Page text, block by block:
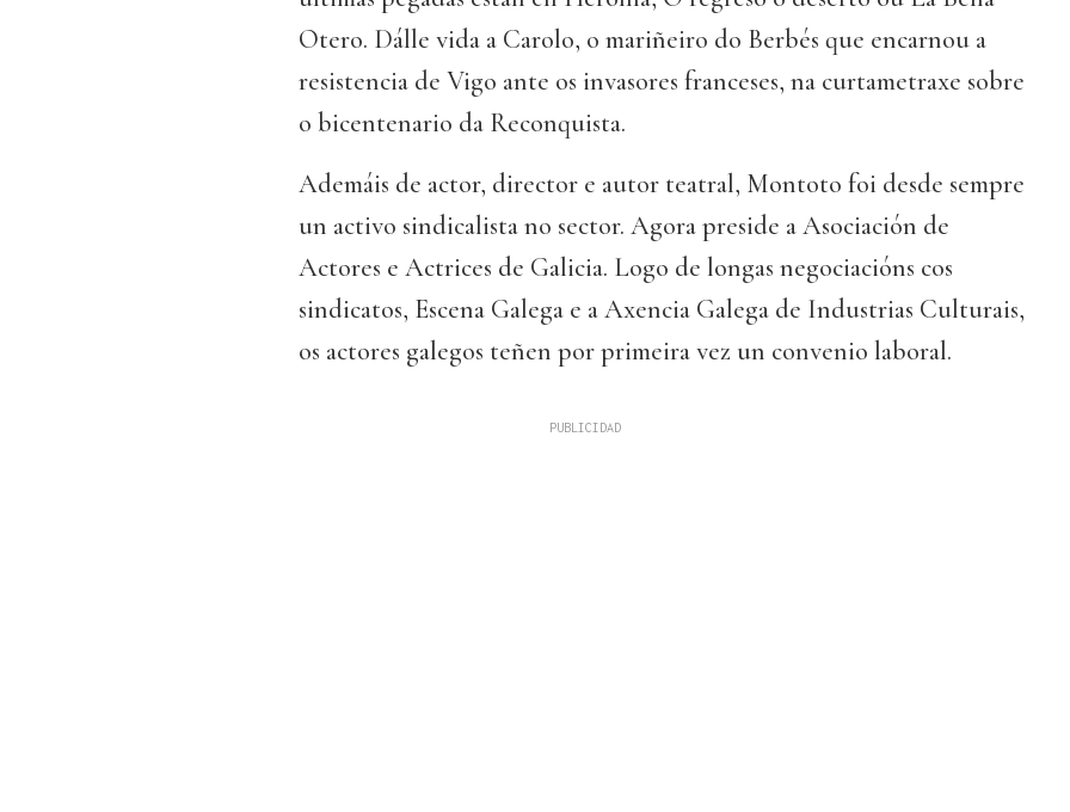
Otero. Dálle vida a Carolo, o mariñeiro do Berbés que encarnou a
resistencia de Vigo ante os invasores franceses, na curtametraxe sobre
o bicentenario da Reconquista.
Ademáis de actor, director e autor teatral, Montoto foi desde sempre
un activo sindicalista no sector. Agora preside a Asociación de
Actores e Actrices de Galicia. Logo de longas negociacións cos
sindicatos, Escena Galega e a Axencia Galega de Industrias Culturais,
os actores galegos teñen por primeira vez un convenio laboral.